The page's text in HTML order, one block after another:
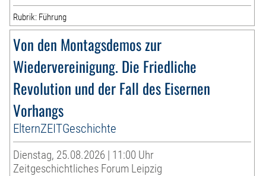
Rubrik: Führung
Von den Montagsdemos zur
Wiedervereinigung. Die Friedliche
Revolution und der Fall des Eisernen
Vorhangs
ElternZEITGeschichte
Dienstag, 25.08.2026 | 11:00 Uhr
Zeitgeschichtliches Forum Leipzig